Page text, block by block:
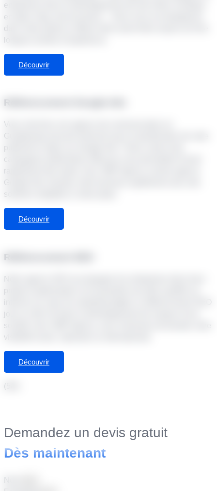
entreprises dans le développement de site vitrine, boutique
en ligne, blog, site de presse… Nous vous accompagnons
dans votre projet en offrant notre savoir-faire acquis au fil de
Découvrir
Référencement Google Ads
Vous cherchez une agence de communication en
Guadeloupe pouvant intervenir pour la planification de votre
publicité en ligne sur Google Ads ? Nous créons des
campagnes publicitaires efficaces vous permettant d’avoir
rapidement des leads. Avec SMP Agency comme agence
Google Ads, boostez votre business rapidement avec des
solutions adaptées à votre projet.
Découvrir
Référencement SEO
projets d’optimisation et d’acquisition de trafic qualifié sur
internet. Au cœur du marketing digital, le référencement SEO
joue un rôle clé dans le développement de marque d’une
société. Avec SMP Agency, vous choisissez de booster votre
visibilité locale, nationale ou internationale.
Découvrir
(5/5)
Demandez un devis gratuit
Dès maintenant